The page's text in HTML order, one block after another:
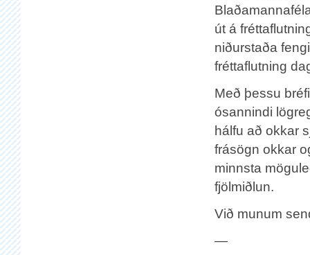
út á
niðurstaða
fréttaflutning
Með þessu
ósannindi
hálfu að okkar
frásögn okkar
minnsta
fjölmiðlun.
Við munum
—